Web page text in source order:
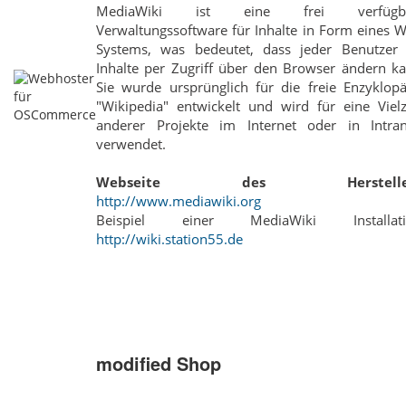
MediaWiki ist eine frei
Verwaltungssoftware für Inhalte in Form eines
Systems, was bedeutet, dass jeder Benutzer
Inhalte per Zugriff über den Browser ändern
Sie wurde ursprünglich für die freie
"Wikipedia" entwickelt und wird für eine
anderer Projekte im Internet oder in
verwendet.
Webseite des
http://www.mediawiki.org
Beispiel einer MediaWiki
http://wiki.station55.de
modified Shop